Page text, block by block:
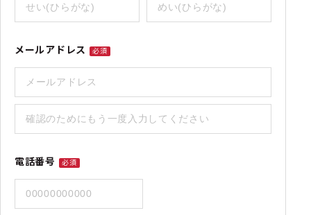
メールアドレス 必須
電話番号 必須